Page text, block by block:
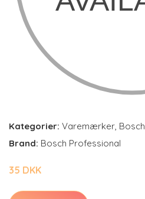
Kategorier: Varemærker, Bosch
Brand: Bosch Professional
35 DKK